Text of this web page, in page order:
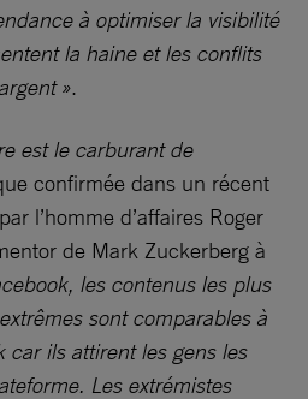
à optimiser la visibilité
la haine et les conflits
».
est le carburant de
confirmée dans un récent
l’homme d’affaires Roger
de Mark Zuckerberg à
les contenus les plus
sont comparables à
car ils attirent les gens les
Les extrémistes